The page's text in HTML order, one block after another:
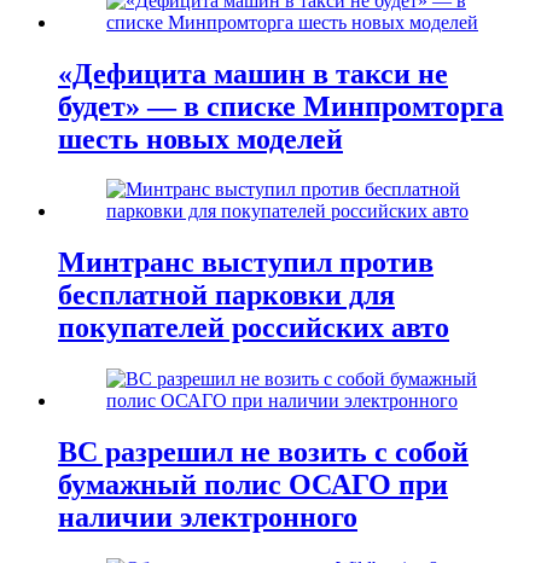
«Дефицита машин в такси не
будет» — в списке Минпромторга
шесть новых моделей
Минтранс выступил против
бесплатной парковки для
покупателей российских авто
ВС разрешил не возить с собой
бумажный полис ОСАГО при
наличии электронного